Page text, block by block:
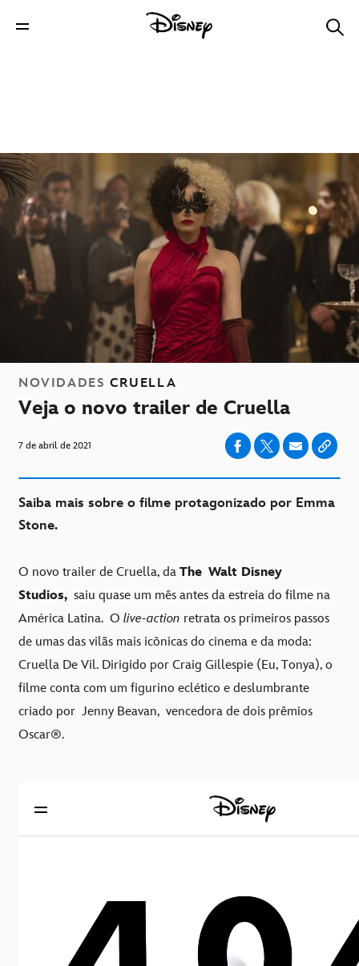
NOVIDADES CRUELLA
Veja o novo trailer de Cruella
7 de abril de 2021
Saiba mais sobre o filme protagonizado por Emma
Stone.
O novo trailer de Cruella, da The Walt Disney
Studios, saiu quase um mês antes da estreia do filme na
América Latina. O live-action retrata os primeiros passos
de umas das vilãs mais icônicas do cinema e da moda:
Cruella De Vil. Dirigido por Craig Gillespie (Eu, Tonya), o
filme conta com um figurino eclético e deslumbrante
criado por Jenny Beavan, vencedora de dois prêmios
Oscar®.